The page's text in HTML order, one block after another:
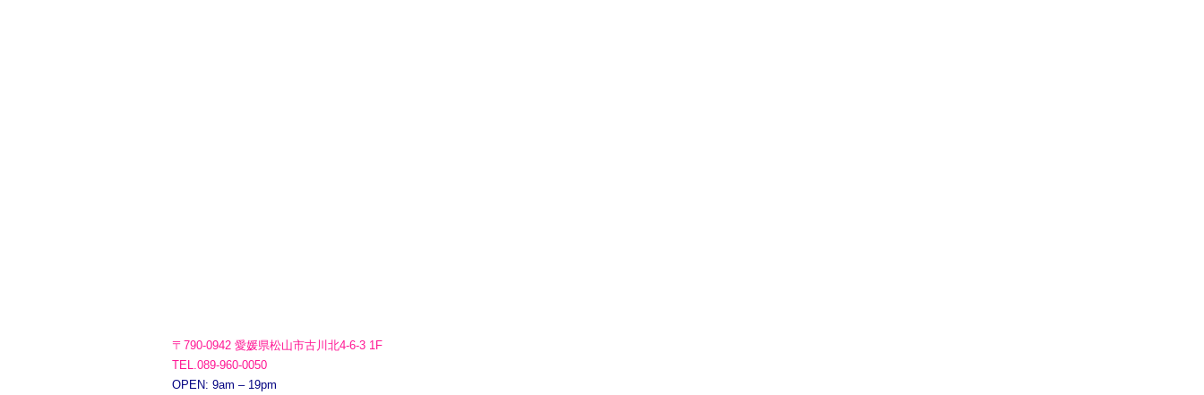
〒790-0942 愛媛県松山市古川北4-6-3 1F
TEL.089-960-0050
OPEN: 9am – 19pm